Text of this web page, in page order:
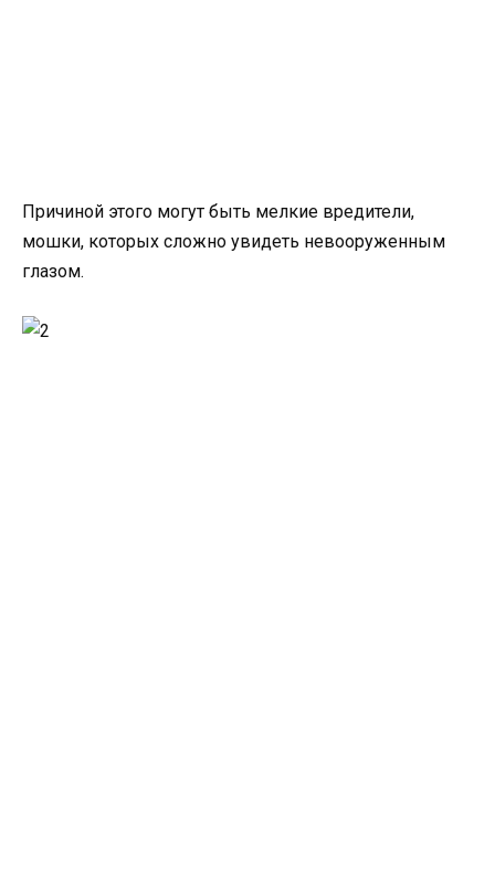
Причиной этого могут быть мелкие вредители,
мошки, которых сложно увидеть невооруженным
глазом.